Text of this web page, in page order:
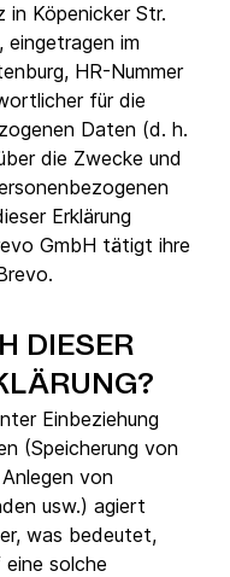
in Köpenicker Str.
eingetragen im
HR-Nummer
für die
Daten (d. h.
die Zwecke und
Erklärung
GmbH tätigt ihre
DIESER
Einbeziehung
(Speicherung von
von
usw.) agiert
was bedeutet,
solche